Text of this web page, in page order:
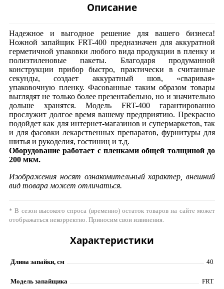
Описание
Надежное и выгодное решение для вашего бизнеса!
Ножной запайщик FRT-400 предназначен для аккуратной
герметичной упаковки любого вида продукции в пленку и
полиэтиленовые пакеты. Благодаря продуманной
конструкции прибор быстро, практически в считанные
секунды, создает аккуратный шов, «сваривая»
упаковочную пленку. Фасованные таким образом товары
выглядят не только более презентабельно, но и значительно
дольше хранятся. Модель FRT-400 гарантированно
прослужит долгое время вашему предприятию. Прекрасно
подойдет как для интернет-магазинов и супермаркетов, так
и для фасовки лекарственных препаратов, фурнитуры для
шитья и рукоделия, гостиниц и т.д.
Оборудование работает с пленками общей толщиной до
200 мкм.
Изображения носят ознакомительный характер, внешний
вид товара может отличаться.
* В сезон высокого спроса (временно) остаток товаров на сайте может
отображаться некорректно. Приносим свои извинения.
Характеристики
Длина запайки, см 40
Модель запайщика FRT